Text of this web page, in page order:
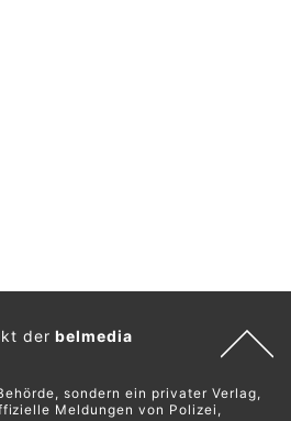
derbelmedia
sondern ein privater Verlag,
Meldungen von Polizei,